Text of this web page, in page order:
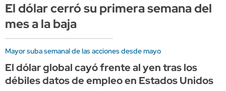
El dólar cerró su primera semana del
mes a la baja
Mayor suba semanal de las acciones desde mayo
El dólar global cayó frente al yen tras los
débiles datos de empleo en Estados Unidos